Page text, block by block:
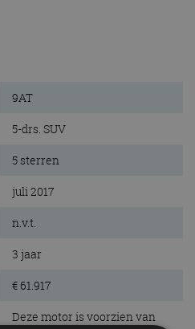
9AT
5-drs. SUV
5 sterren
juli 2017
n.v.t.
3 jaar
€ 61.917
Deze motor is voorzien van